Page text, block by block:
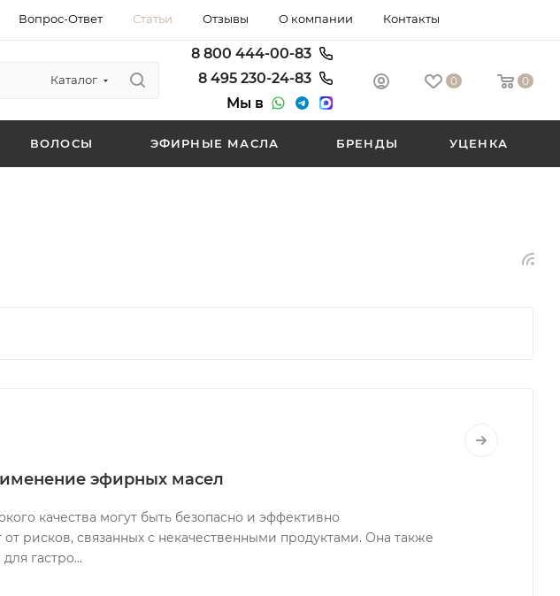
Вопрос-Ответ Статьи Отзывы О компании Контакты
Каталог
8 800 444-00-83
8 495 230-24-83
Мы в
0 0
ВОЛОСЫ ЭФИРНЫЕ МАСЛА БРЕНДЫ УЦЕНКА
эфирных масел
качества могут быть безопасно и эффективно
рисков, связанных с некачественными продуктами. Она также
гастро...